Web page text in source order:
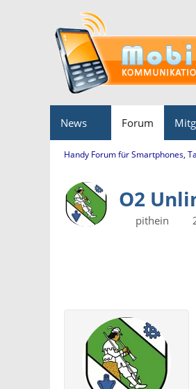
News Forum
Handy Forum für Smartphones,
O2
pithein